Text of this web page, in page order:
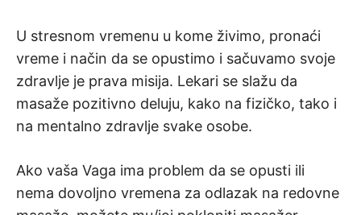
U stresnom vremenu u kome živimo, pronaći
vreme i način da se opustimo i sačuvamo svoje
zdravlje je prava misija. Lekari se slažu da
masaže pozitivno deluju, kako na fizičko, tako i
na mentalno zdravlje svake osobe.
Ako vaša Vaga ima problem da se opusti ili
nema dovoljno vremena za odlazak na redovne